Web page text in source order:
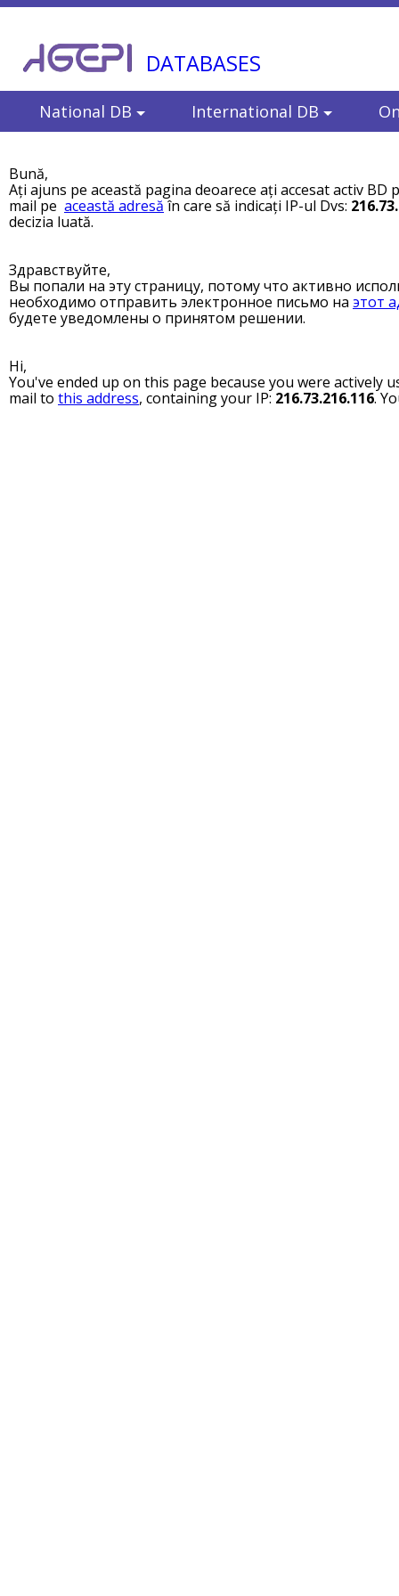
DATABASES
National DB International DB
Bună,
Ați ajuns pe această pagina deoarece ați accesat activ
mail pe această adresă în care să indicați IP-ul Dvs:
decizia luată.
Здравствуйте,
Вы попали на эту страницу, потому что активно
необходимо отправить электронное письмо на этот
будете уведомлены о принятом решении.
Hi,
You've ended up on this page because you were actively
mail to this address, containing your IP: 216.73.216.116.